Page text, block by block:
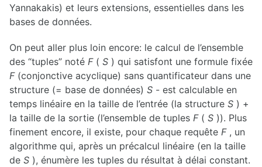
ARCHIVES PAR ORATEUR
D-F
G-J
J-L
M-O
P-R
V-Z
Yannakakis) et leurs extensions, essentielles dans les
bases de données.
On peut aller plus loin encore: le calcul de l’ensemble
des “tuples” noté F( S ) qui satisfont une formule fixée
F(conjonctive acyclique) sans quantificateur dans une
structure (= base de données) S - est calculable en
temps linéaire en la taille de l’entrée (la structure S ) +
la taille de la sortie (l’ensemble de tuples F( S )). Plus
finement encore, il existe, pour chaque requête F, un
algorithme qui, après un précalcul linéaire (en la taille
de S ), énumère les tuples du résultat à délai constant.